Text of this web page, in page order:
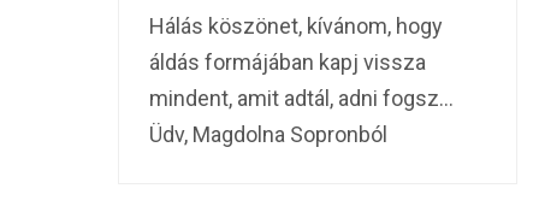
Hálás köszönet, kívánom, hogy
áldás formájában kapj vissza
mindent, amit adtál, adni fogsz…
Üdv, Magdolna Sopronból